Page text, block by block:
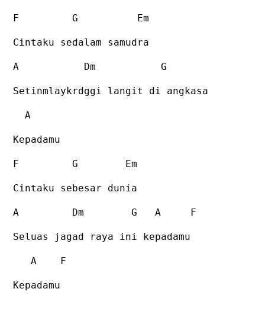
F G Em
Cintaku sedalam samudra
A Dm G
Setinmlaykrdggi langit di angkasa
A
Kepadamu
F G Em
Cintaku sebesar dunia
A Dm G A F
Seluas jagad raya ini kepadamu
A F
Kepadamu